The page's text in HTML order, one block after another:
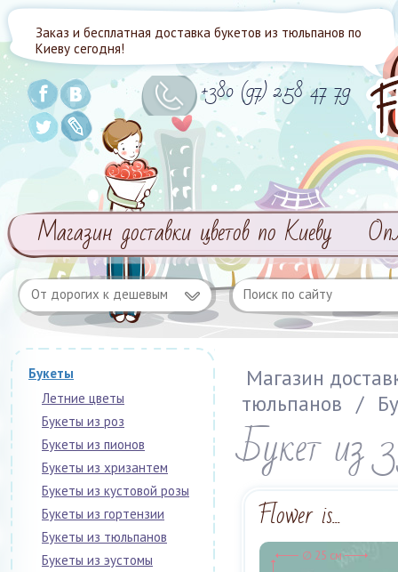
Заказ и бесплатная доставка букетов из тюльпанов по
Киеву сегодня!
+380 (97) 258 47 79
Магазин доставки цветов по Киеву
От дорогих к дешевым
Букеты
Летние цветы
Букеты из роз
Букеты из пионов
Букеты из хризантем
Букеты из кустовой розы
Букеты из гортензии
Букеты из тюльпанов
Букеты из эустомы
Магазин
тюльпанов /
Букет из
Flower is...
∅ 25 см